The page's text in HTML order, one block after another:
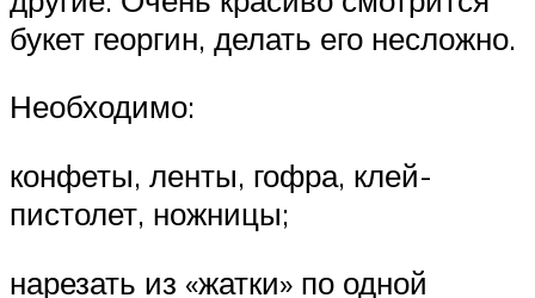
букет георгин, делать его несложно.
Необходимо:
конфеты, ленты, гофра, клей-
пистолет, ножницы;
нарезать из «жатки» по одной